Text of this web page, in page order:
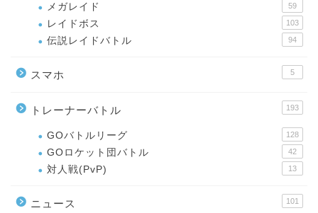
メガレイド 59
レイドボス 103
伝説レイドバトル 94
スマホ 5
トレーナーバトル 193
GOバトルリーグ 128
GOロケット団バトル 42
対人戦(PvP) 13
ニュース 101